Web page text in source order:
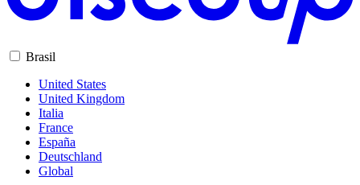
Brasil
United States
United Kingdom
Italia
France
España
Deutschland
Global